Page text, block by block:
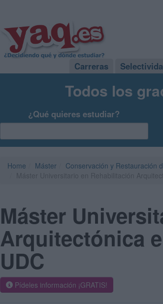
Carreras
Todos los
¿Qué quieres estudiar?
Home Máster Conservación y Restauración
Máster
Arquitectónica
UDC
Pídeles información ¡GRATIS!